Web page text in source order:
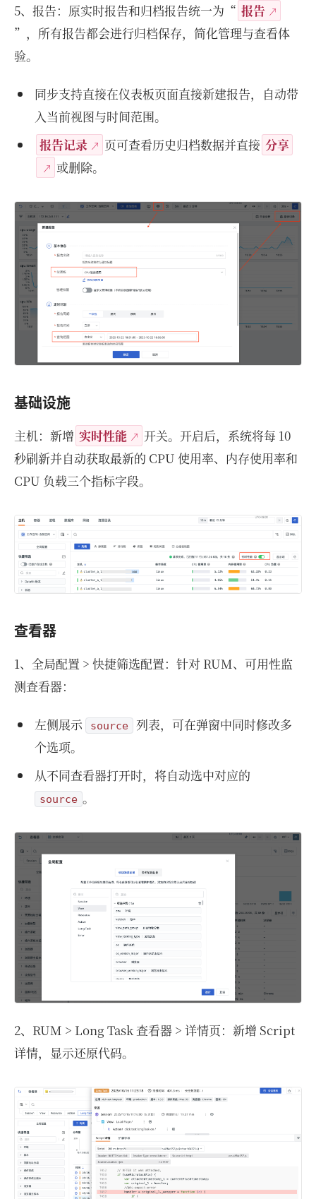
5、报告：原实时报告和归档报告统一为“ 报告
”，所有报告都会进行归档保存，简化管理与查看体
验。
同步支持直接在仪表板页面直接新建报告，自动带
入当前视图与时间范围。
报告记录
页可查看历史归档数据并直接 分享
或删除。
基础设施
主机：新增 实时性能
开关。开启后，系统将每 10
秒刷新并自动获取最新的 CPU 使用率、内存使用率和
CPU 负载三个指标字段。
查看器
1、全局配置 > 快捷筛选配置：针对 RUM、可用性监
测查看器：
左侧展示 source 列表，可在弹窗中同时修改多
个选项。
从不同查看器打开时，将自动选中对应的
source 。
2、RUM > Long Task 查看器 > 详情页：新增 Script
详情，显示还原代码。